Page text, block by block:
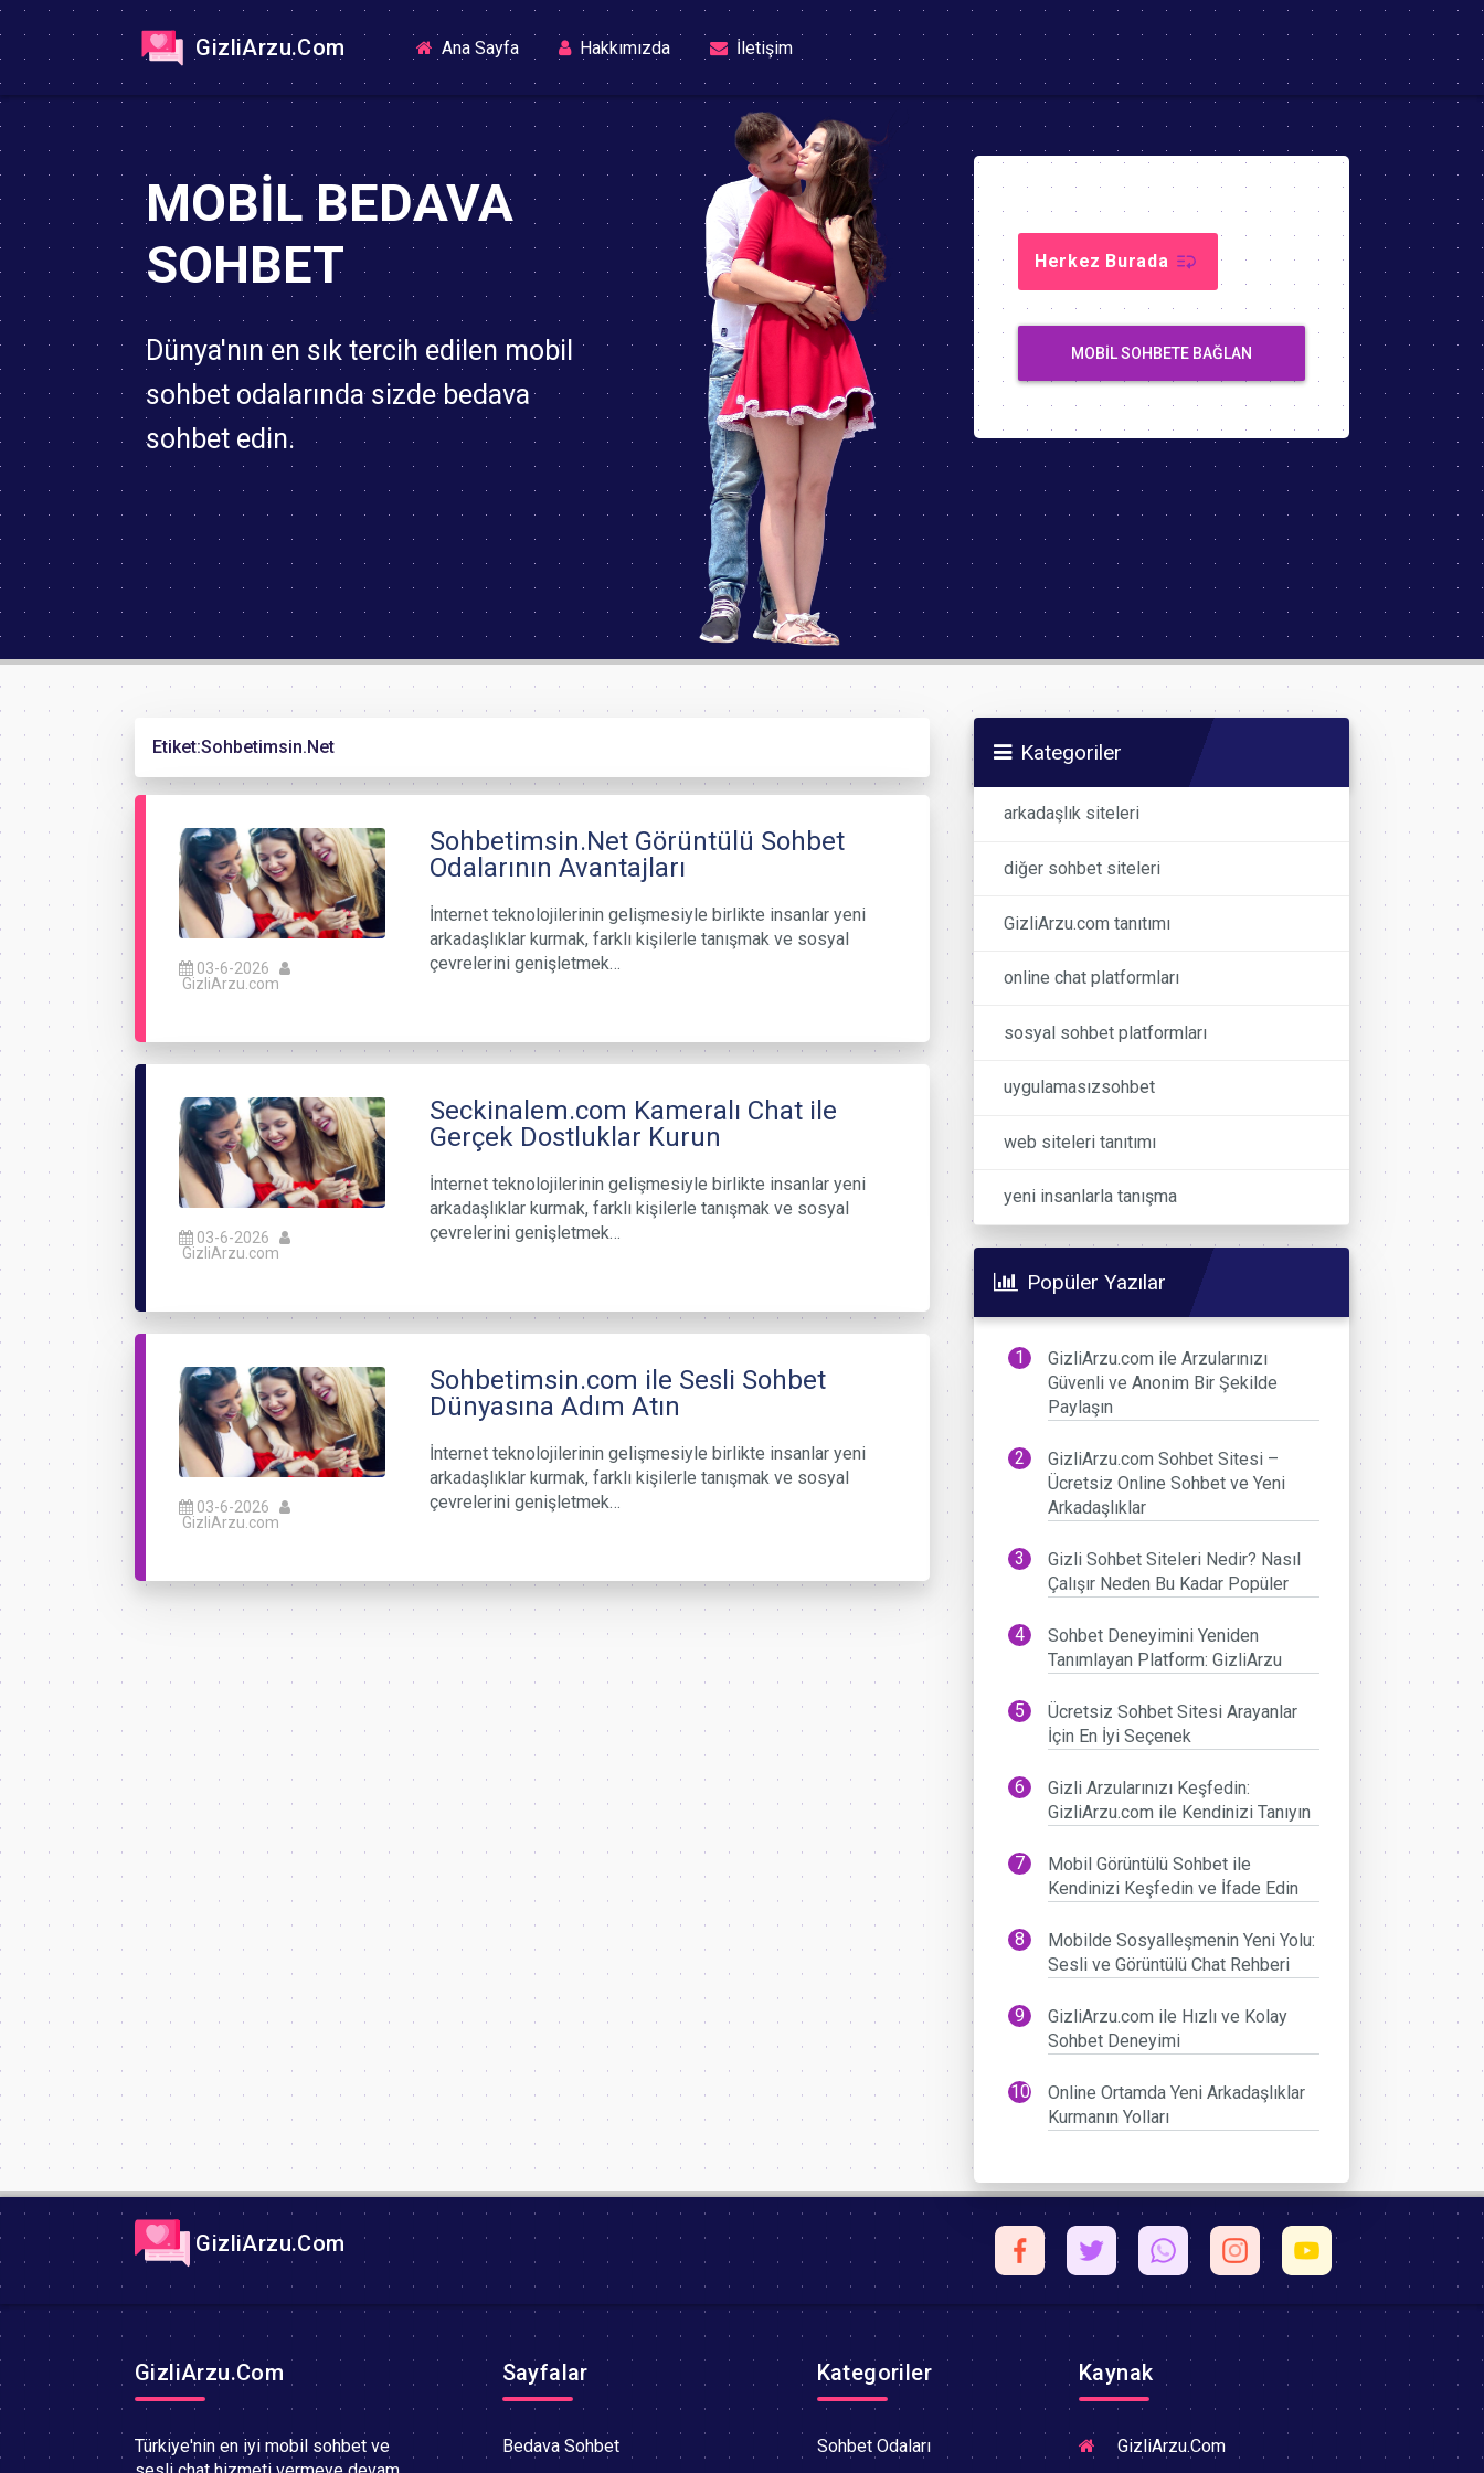
GizliArzu.Com Ana Sayfa(current)Hakkımızda İletişim
MOBIL BEDAVA
SOHBET
Dünya'nın en sık tercih edilen mobil
sohbet odalarında sizde bedava
sohbet edin.
Herkez Burada
MOBIL SOHBETE BAĞLAN
Etiket:Sohbetimsin.Net
03-6-2026
GizliArzu.com
Sohbetimsin.Net Görüntülü Sohbet
Odalarının Avantajları
İnternet teknolojilerinin gelişmesiyle birlikte insanlar yeni
arkadaşlıklar kurmak, farklı kişilerle tanışmak ve sosyal
çevrelerini genişletmek…
03-6-2026
GizliArzu.com
Seckinalem.com Kameralı Chat ile
Gerçek Dostluklar Kurun
İnternet teknolojilerinin gelişmesiyle birlikte insanlar yeni
arkadaşlıklar kurmak, farklı kişilerle tanışmak ve sosyal
çevrelerini genişletmek…
03-6-2026
GizliArzu.com
Sohbetimsin.com ile Sesli Sohbet
Dünyasına Adım Atın
İnternet teknolojilerinin gelişmesiyle birlikte insanlar yeni
arkadaşlıklar kurmak, farklı kişilerle tanışmak ve sosyal
çevrelerini genişletmek…
Kategoriler
arkadaşlık siteleri
diğer sohbet siteleri
GizliArzu.com tanıtımı
online chat platformları
sosyal sohbet platformları
uygulamasızsohbet
web siteleri tanıtımı
yeni insanlarla tanışma
Popüler Yazılar
GizliArzu.com ile Arzularınızı
Güvenli ve Anonim Bir Şekilde
Paylaşın
GizliArzu.com Sohbet Sitesi –
Ücretsiz Online Sohbet ve Yeni
Arkadaşlıklar
Gizli Sohbet Siteleri Nedir? Nasıl
Çalışır Neden Bu Kadar Popüler
Sohbet Deneyimini Yeniden
Tanımlayan Platform: GizliArzu
Ücretsiz Sohbet Sitesi Arayanlar
İçin En İyi Seçenek
Gizli Arzularınızı Keşfedin:
GizliArzu.com ile Kendinizi Tanıyın
Mobil Görüntülü Sohbet ile
Kendinizi Keşfedin ve İfade Edin
Mobilde Sosyalleşmenin Yeni Yolu:
Sesli ve Görüntülü Chat Rehberi
GizliArzu.com ile Hızlı ve Kolay
Sohbet Deneyimi
Online Ortamda Yeni Arkadaşlıklar
Kurmanın Yolları
GizliArzu.Com
GizliArzu.Com
Türkiye'nin en iyi mobil sohbet ve
Sayfalar
Bedava Sohbet
Kategoriler
Sohbet Odaları
Kaynak
GizliArzu.Com